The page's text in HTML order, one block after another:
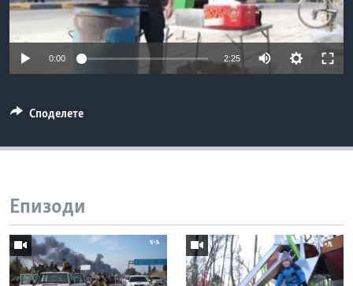
ИНТЕРВЈУА
Јазици
0:00 2:25
Споделете
Епизоди